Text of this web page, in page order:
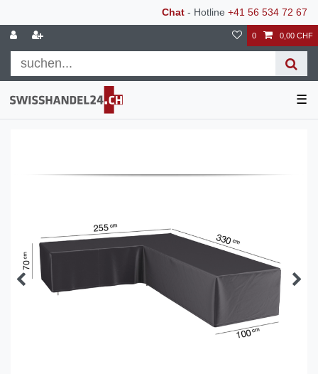
Chat - Hotline +41 56 534 72 67
0 0,00 CHF
☰